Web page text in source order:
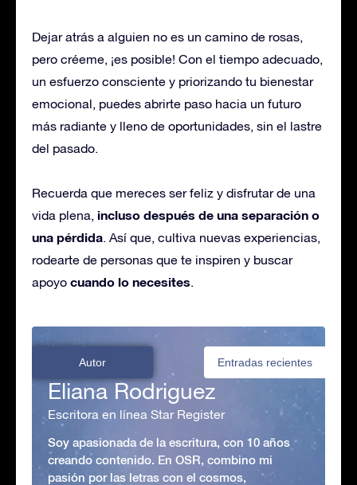
Dejar atrás a alguien no es un camino de rosas,
pero créeme, ¡es posible! Con el tiempo adecuado,
un esfuerzo consciente y priorizando tu bienestar
emocional, puedes abrirte paso hacia un futuro
más radiante y lleno de oportunidades, sin el lastre
del pasado.
Recuerda que mereces ser feliz y disfrutar de una
vida plena, incluso después de una separación o
una pérdida. Así que, cultiva nuevas experiencias,
rodearte de personas que te inspiren y buscar
apoyo cuando lo necesites.
Autor Entradas recientes
Eliana Rodriguez
Escritora en línea Star Register
Soy apasionada de la escritura, con 10 años
creando contenido. En OSR, combino mi
pasión por las letras con el cosmos,